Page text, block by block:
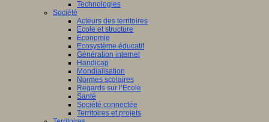
Technologies
Société
Acteurs des territoires
Ecole et structure
Economie
Ecosystème éducatif
Génération internet
Handicap
Mondialisation
Normes scolaires
Regards sur l’Ecole
Santé
Société connectée
Territoires et projets